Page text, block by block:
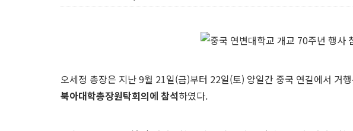
오세정 총장은 지난 9월 21일(금)부터 22일(토) 양일간 중국 연길에서 거
북아대학총장원탁회의에 참석하였다.